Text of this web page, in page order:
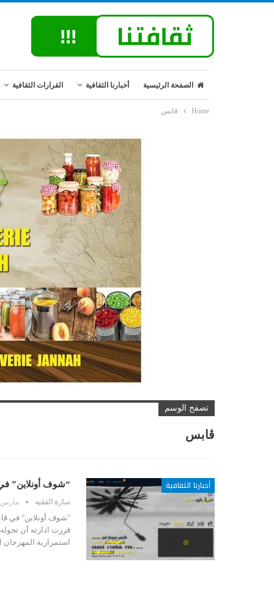
الصفحة الرئيسية أخبارنا الثقافية القرارات الثقافية
Home ڤابس
تصفح الوسم
ڤابس
أخبارنا الثقافية “شوف أونلاين”
سارة الفقيه مارس 26,
"شوف أونلاين" في
استمرارية